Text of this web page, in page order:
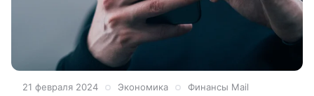
21 февраля 2024 Экономика Финансы Mail